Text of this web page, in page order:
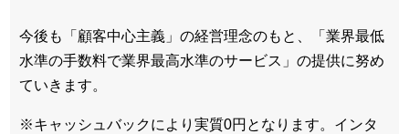
今後も「顧客中心主義」の経営理念のもと、「業界最低
水準の手数料で業界最高水準のサービス」の提供に努め
ていきます。
※キャッシュバックにより実質0円となります。インタ